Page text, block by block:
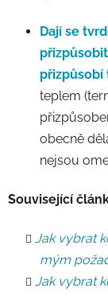
Dají se
přizpůsobí
teplem
obecně
nejsou
Související
Jak vybrat
mým
Jak vybrat